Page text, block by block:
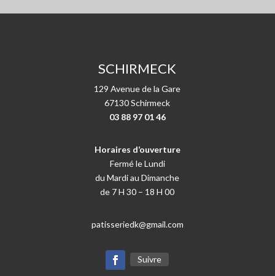
SCHIRMECK
129 Avenue de la Gare
67130 Schirmeck
03 88 97 01 46
Horaires d’ouverture
Fermé le Lundi
du Mardi au Dimanche
de 7 H 30 – 18 H 00
patisseriedk@gmail.com
Suivre